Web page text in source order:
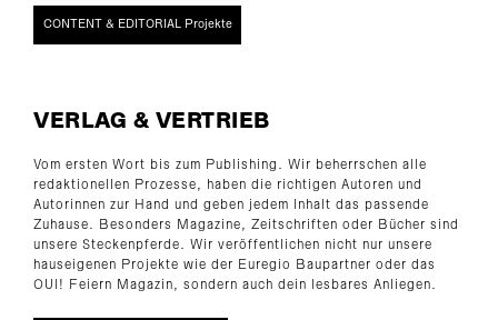
CONTENT & EDITORIAL Projekte
VERLAG & VERTRIEB
Vom ersten Wort bis zum Publishing. Wir beherrschen alle
redaktionellen Prozesse, haben die richtigen Autoren und
Autorinnen zur Hand und geben jedem Inhalt das passende
Zuhause. Besonders Magazine, Zeitschriften oder Bücher sind
unsere Steckenpferde. Wir veröffentlichen nicht nur unsere
hauseigenen Projekte wie der Euregio Baupartner oder das
OUI! Feiern Magazin, sondern auch dein lesbares Anliegen.